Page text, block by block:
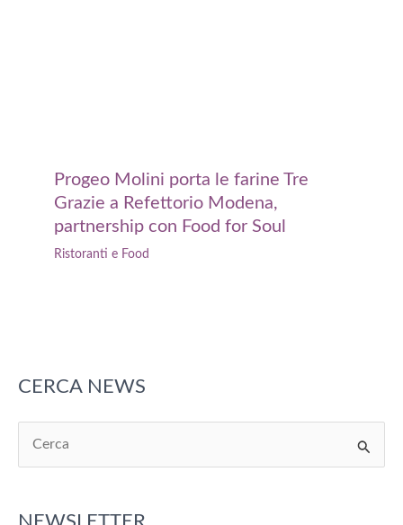
Progeo Molini porta le farine Tre
Grazie a Refettorio Modena,
partnership con Food for Soul
Ristoranti e Food
CERCA NEWS
e
c